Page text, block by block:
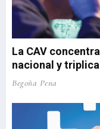
La CAV
nacional y
Begoña Pena